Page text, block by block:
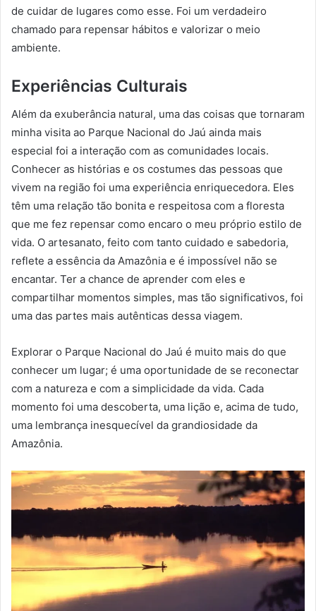
de cuidar de lugares como esse. Foi um verdadeiro
chamado para repensar hábitos e valorizar o meio
ambiente.
Experiências Culturais
Além da exuberância natural, uma das coisas que tornaram
minha visita ao Parque Nacional do Jaú ainda mais
especial foi a interação com as comunidades locais.
Conhecer as histórias e os costumes das pessoas que
vivem na região foi uma experiência enriquecedora. Eles
têm uma relação tão bonita e respeitosa com a floresta
que me fez repensar como encaro o meu próprio estilo de
vida. O artesanato, feito com tanto cuidado e sabedoria,
reflete a essência da Amazônia e é impossível não se
encantar. Ter a chance de aprender com eles e
compartilhar momentos simples, mas tão significativos, foi
uma das partes mais autênticas dessa viagem.
Explorar o Parque Nacional do Jaú é muito mais do que
conhecer um lugar; é uma oportunidade de se reconectar
com a natureza e com a simplicidade da vida. Cada
momento foi uma descoberta, uma lição e, acima de tudo,
uma lembrança inesquecível da grandiosidade da
Amazônia.